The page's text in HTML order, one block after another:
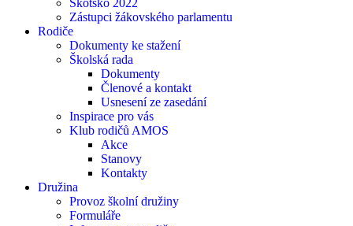
Skotsko 2022
Zástupci žákovského parlamentu
Rodiče
Dokumenty ke stažení
Školská rada
Dokumenty
Členové a kontakt
Usnesení ze zasedání
Inspirace pro vás
Klub rodičů AMOS
Akce
Stanovy
Kontakty
Družina
Provoz školní družiny
Formuláře